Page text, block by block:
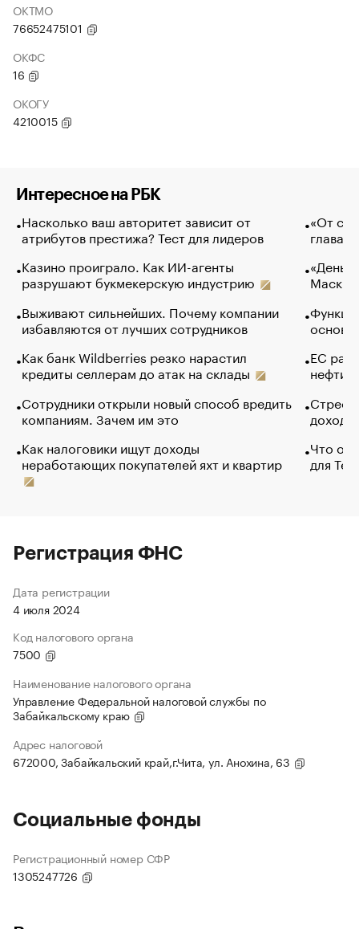
ОКТМО
76652475101
ОКФС
16
ОКОГУ
4210015
Интересное на РБК
Насколько ваш авторитет зависит от
атрибутов престижа? Тест для лидеров
Казино проиграло. Как ИИ-агенты
разрушают букмекерскую индустрию
Выживают сильнейших. Почему компании
избавляются от лучших сотрудников
Как банк Wildberries резко нарастил
кредиты селлерам до атак на склады
Сотрудники открыли новый способ вредить
компаниям. Зачем им это
Как налоговики ищут доходы
неработающих покупателей яхт и квартир
«От
глава
Маск в
основ
ЕС
нефти
Что
для
Регистрация ФНС
Дата регистрации
4 июля 2024
Код налогового органа
7500
Наименование налогового органа
Управление Федеральной налоговой службы по
Забайкальскому краю
Адрес налоговой
672000, Забайкальский край,г.Чита, ул. Анохина, 63
Социальные фонды
Регистрационный номер СФР
1305247726